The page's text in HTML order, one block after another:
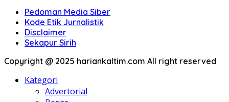
Pedoman Media Siber
Kode Etik Jurnalistik
Disclaimer
Sekapur Sirih
Copyright @ 2025 hariankaltim.com All right reserved
Kategori
Advertorial